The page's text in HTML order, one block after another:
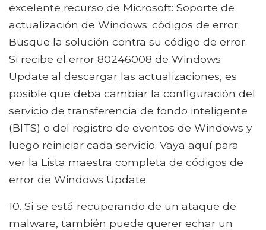
excelente recurso de Microsoft: Soporte de
actualización de Windows: códigos de error.
Busque la solución contra su código de error.
Si recibe el error 80246008 de Windows
Update al descargar las actualizaciones, es
posible que deba cambiar la configuración del
servicio de transferencia de fondo inteligente
(BITS) o del registro de eventos de Windows y
luego reiniciar cada servicio. Vaya aquí para
ver la Lista maestra completa de códigos de
error de Windows Update.
10. Si se está recuperando de un ataque de
malware, también puede querer echar un